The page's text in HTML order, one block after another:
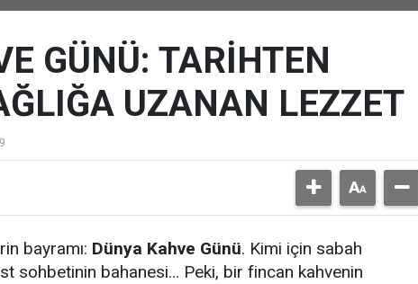
GÜNÜ: TARİHTEN
UZANAN LEZZET
bayramı: Dünya Kahve Günü. Kimi için sabah
sohbetinin bahanesi… Peki, bir fincan kahvenin